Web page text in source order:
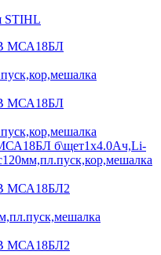
б\щет1х4.0Ач,Li-